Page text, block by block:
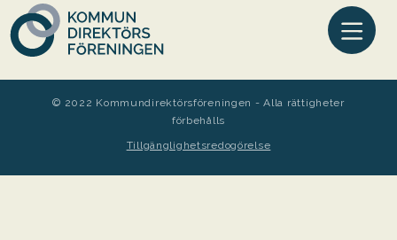
© 2022 Kommundirektörsföreningen - Alla rättigheter
förbehålls
Tillgänglighetsredogörelse